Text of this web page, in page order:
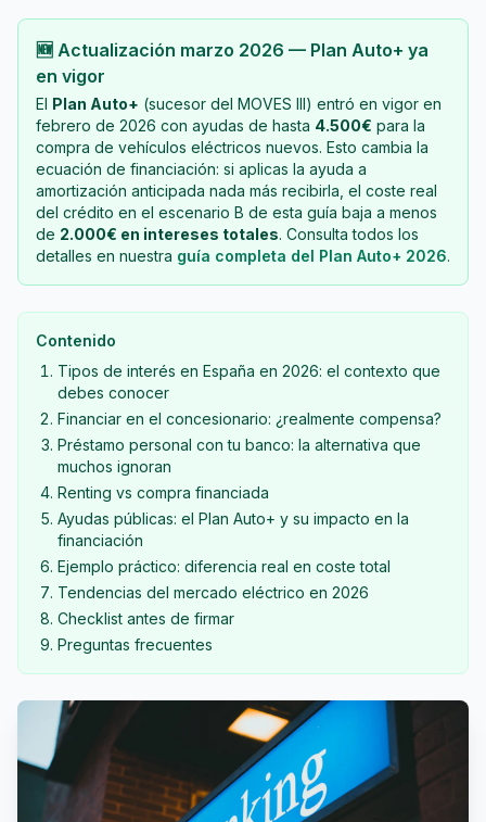
🆕 Actualización marzo 2026 — Plan Auto+ ya
en vigor
El Plan Auto+ (sucesor del MOVES III) entró en vigor en
febrero de 2026 con ayudas de hasta 4.500€ para la
compra de vehículos eléctricos nuevos. Esto cambia la
ecuación de financiación: si aplicas la ayuda a
amortización anticipada nada más recibirla, el coste real
del crédito en el escenario B de esta guía baja a menos
de 2.000€ en intereses totales. Consulta todos los
detalles en nuestra guía completa del Plan Auto+ 2026.
Contenido
Tipos de interés en España en 2026: el contexto que
debes conocer
Financiar en el concesionario: ¿realmente compensa?
Préstamo personal con tu banco: la alternativa que
muchos ignoran
Renting vs compra financiada
Ayudas públicas: el Plan Auto+ y su impacto en la
financiación
Ejemplo práctico: diferencia real en coste total
Tendencias del mercado eléctrico en 2026
Checklist antes de firmar
Preguntas frecuentes